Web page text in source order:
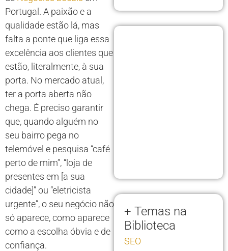
Portugal. A paixão e a
qualidade estão lá, mas
falta a ponte que liga essa
excelência aos clientes que
estão, literalmente, à sua
porta. No mercado atual,
ter a porta aberta não
chega. É preciso garantir
que, quando alguém no
seu bairro pega no
telemóvel e pesquisa “café
perto de mim”, “loja de
presentes em [a sua
cidade]” ou “eletricista
urgente”, o seu negócio não
só aparece, como aparece
como a escolha óbvia e de
confiança.
+ Temas na
Biblioteca
SEO